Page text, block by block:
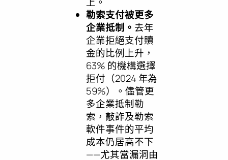
勒索支付被更多
企業抵制。 去年
企業拒絕支付贖
金的比例上升，
63% 的機構選擇
拒付（2024 年為
59%）。儘管更
多企業抵制勒
索，敲詐及勒索
軟件事件的平均
成本仍居高不下
——尤其當漏洞由